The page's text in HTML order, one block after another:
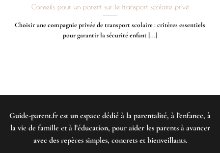
Conseils pour un parent sur le transport scolaire privé
Choisir une compagnie privée de transport scolaire : critères essentiels
pour garantir la sécurité enfant [...]
Guide-parent.fr est un espace dédié à la parentalité, à l’enfance, à
la vie de famille et à l’éducation, pour aider les parents à avancer
avec des repères simples, concrets et bienveillants.